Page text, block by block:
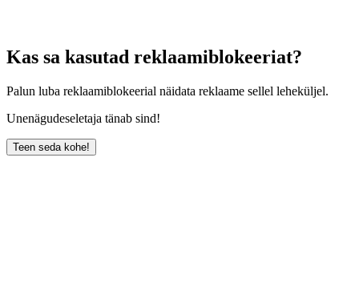
Kas sa kasutad reklaamiblokeeriat?
Palun luba reklaamiblokeerial näidata reklaame sellel leheküljel.
Unenägudeseletaja tänab sind!
Teen seda kohe!